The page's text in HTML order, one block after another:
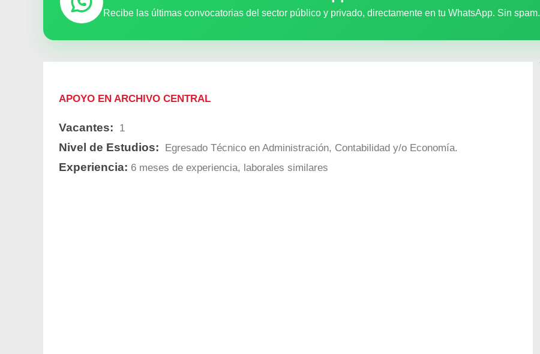
Recibe las últimas convocatorias del sector público y privado, directamente en tu WhatsApp. Sin spam.
APOYO EN ARCHIVO CENTRAL
Vacantes: 1
Nivel de Estudios: Egresado Técnico en Administración, Contabilidad y/o Economía.
Experiencia: 6 meses de experiencia, laborales similares